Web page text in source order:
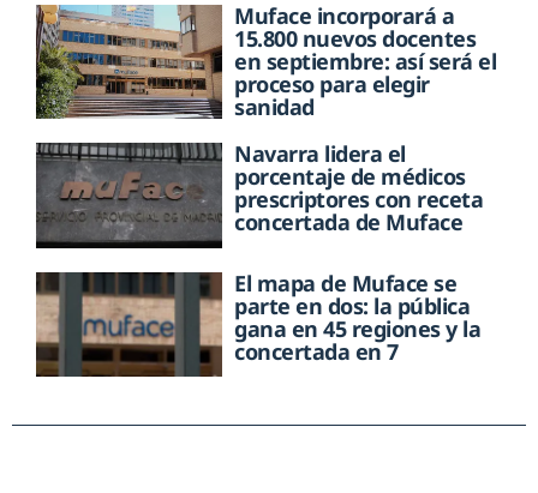
Muface incorporará a
15.800 nuevos docentes
en septiembre: así será el
proceso para elegir
sanidad
Navarra lidera el
porcentaje de médicos
prescriptores con receta
concertada de Muface
El mapa de Muface se
parte en dos: la pública
gana en 45 regiones y la
concertada en 7